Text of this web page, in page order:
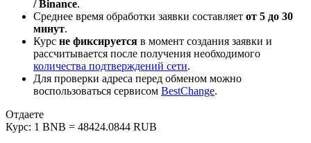
/ Binance.
Среднее время обработки заявки составляет от 5 до 30
минут.
Курс не фиксируется в момент создания заявки и
рассчитывается после получения необходимого
количества подтверждений сети.
Для проверки адреса перед обменом можно
воспользоваться сервисом BestChange.
Отдаете
Курс: 1 BNB = 48424.0844 RUB